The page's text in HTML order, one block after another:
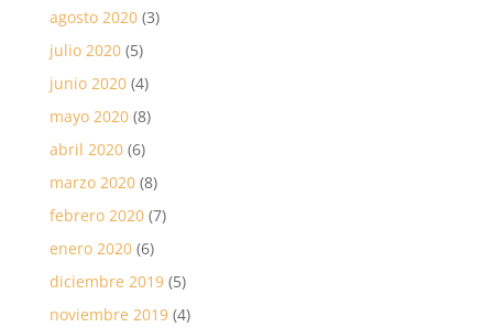
agosto 2020(3)
julio 2020(5)
junio 2020(4)
mayo 2020(8)
abril 2020(6)
marzo 2020(8)
febrero 2020(7)
enero 2020(6)
diciembre 2019(5)
noviembre 2019(4)